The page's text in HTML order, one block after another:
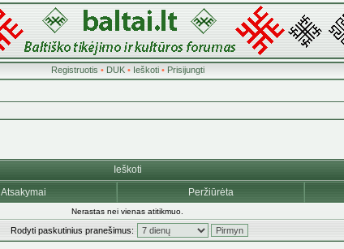
Registruotis • DUK• Ieškoti• Prisijungti
Ieškoti
Atsakymai Peržiūrėta
Nerastas nei vienas atitikmuo.
Rodyti paskutinius pranešimus: